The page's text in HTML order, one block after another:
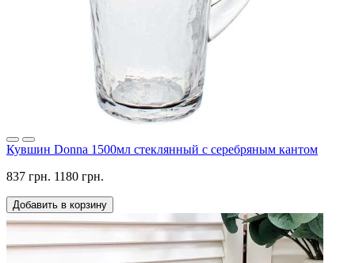
Кувшин Donna 1500мл стеклянный с серебряным кантом
837 грн. 1180 грн.
Добавить в корзину